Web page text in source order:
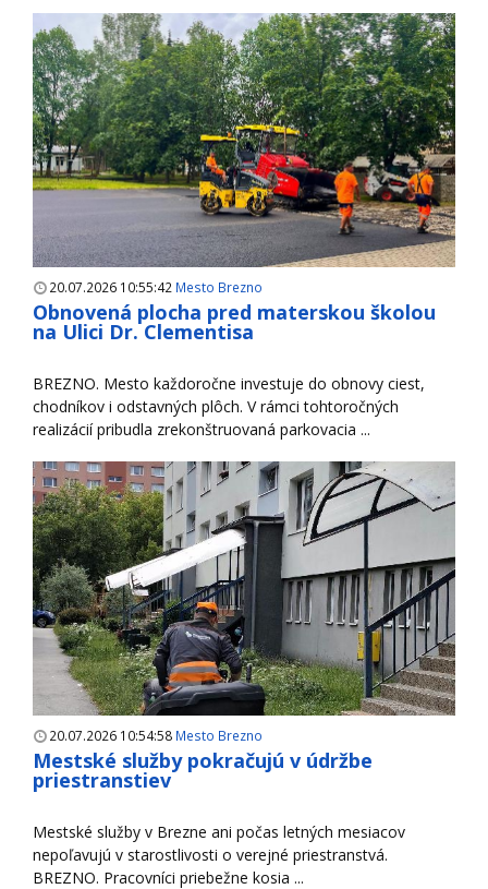
20.07.2026 10:55:42 Mesto Brezno
Obnovená plocha pred materskou školou
na Ulici Dr. Clementisa
BREZNO. Mesto každoročne investuje do obnovy ciest,
chodníkov i odstavných plôch. V rámci tohtoročných
realizácií pribudla zrekonštruovaná parkovacia ...
20.07.2026 10:54:58 Mesto Brezno
Mestské služby pokračujú v údržbe
priestranstiev
Mestské služby v Brezne ani počas letných mesiacov
nepoľavujú v starostlivosti o verejné priestranstvá.
BREZNO. Pracovníci priebežne kosia ...